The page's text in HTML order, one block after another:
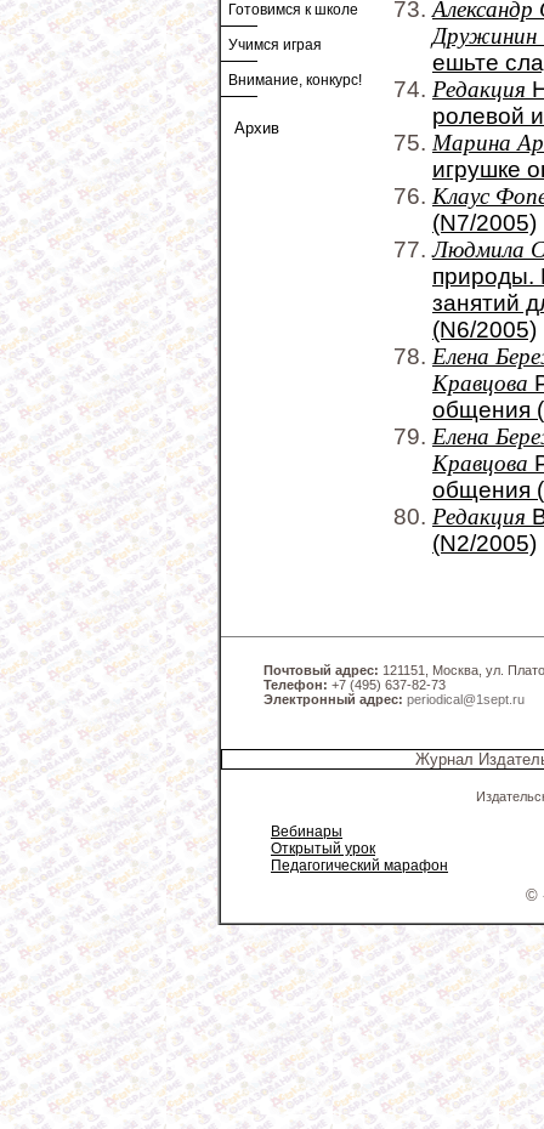
Готовимся к школе
Учимся играя
Внимание, конкурс!
Архив
Александр
Дружинин
ешьте
Редакция
ролевой
Марина
игрушке
Клаус
(N7/2005)
Людмила
природы.
занятий
(N6/2005)
Елена
Кравцова
общения
Елена
Кравцова
общения
Редакция
(N2/2005)
Почтовый адрес: 121151, Москва, ул.
Телефон: +7 (495) 637-82-73
Электронный адрес: periodical@1sept.ru
Журнал
Вебинары
Открытый урок
Педагогический марафон
©